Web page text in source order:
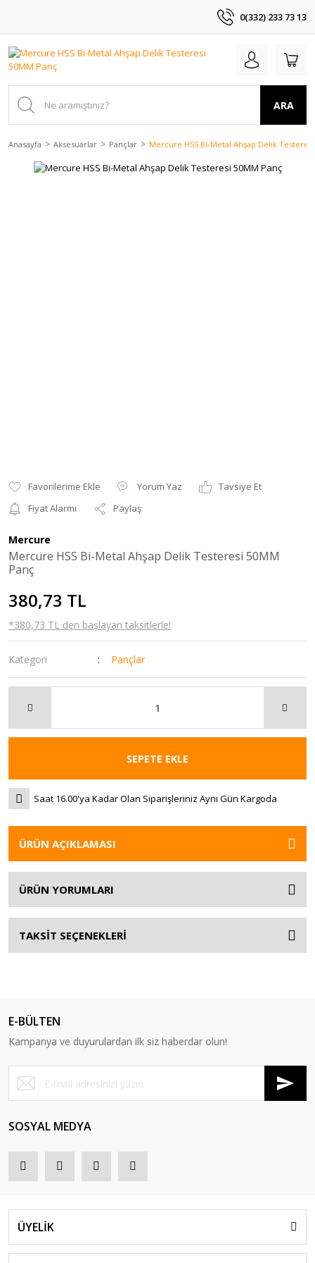
0(332) 233 73 13
ARA
Anasayfa Aksesuarlar Pançlar Mercure HSS Bi-Metal Ahşap Delik
Yorum Yaz
Tavsiye Et
Fiyat Alarmı
Paylaş
Mercure
Mercure HSS Bi-Metal Ahşap Delik Testeresi 50MM
Panç
380,73 TL
*380,73 TL den başlayan taksitlerle!
Kategori Pançlar
SEPETE EKLE
Saat 16.00'ya Kadar Olan Siparişleriniz Aynı Gün Kargoda
ÜRÜN AÇIKLAMASI
ÜRÜN YORUMLARI
TAKSİT SEÇENEKLERİ
E-BÜLTEN
Kampanya ve duyurulardan ilk siz haberdar olun!
SOSYAL MEDYA
ÜYELİK